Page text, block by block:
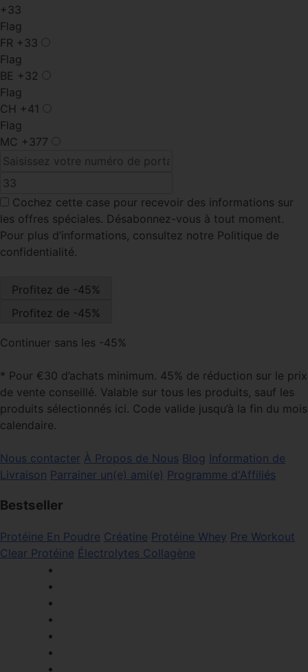
+33
Flag
FR +33
Flag
BE +32
Flag
CH +41
Flag
MC +377
Cochez cette case pour recevoir des informations sur
les offres spéciales. Désabonnez-vous à tout moment.
Pour plus d’informations, consultez notre Politique de
confidentialité.
Continuer sans les -45%
* Pour €30 d’achats minimum. 45% de réduction sur le prix
de vente conseillé. Valable sur tous les produits, sauf les
produits sélectionnés ici. Code valide jusqu’à la fin du mois
calendaire.
Nous contacter À Propos de Nous Blog Information de
Livraison Parrainer un(e) ami(e) Programme d'Affiliés
Bestseller
Protéine En Poudre Créatine Protéine Whey Pre Workout
Clear Protéine Électrolytes Collagène